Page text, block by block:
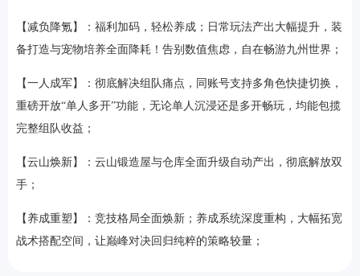
【减负降氪】：福利加码，轻松养成；日常玩法产出大幅提升，装
备打造与宠物培养全面降耗！告别数值焦虑，自在畅游九州世界；
【一人成军】：彻底解决组队痛点，同账号支持多角色快捷切换，
重磅开放“单人多开”功能，无论单人沉浸还是多开畅玩，均能包揽
完整组队收益；
【云山焕新】：云山锻造屋与仓库全面升级自动产出，彻底解放双
手；
【养成重塑】：竞技格局全面焕新；养成系统深度重构，大幅拓宽
战术搭配空间，让巅峰对决回归纯粹的策略较量；